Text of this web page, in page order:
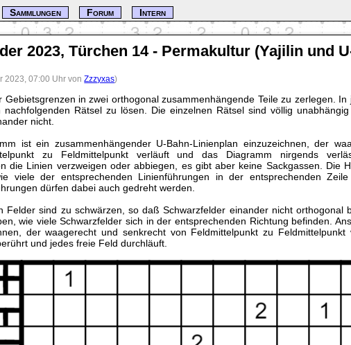
2023, Türchen 14 - Permakultur (Yajilin und
2023, 07:00 Uhr vonZzzyxas)
Gebietsgrenzen in zwei orthogonal zusammenhängende Teile zu zerlegen. In
Rätsel zu lösen. Die einzelnen Rätsel sind völlig unabhängig
nicht.
ist ein zusammenhängender U-Bahn-Linienplan einzuzeichnen, der
zu Feldmittelpunkt verläuft und das Diagramm nirgends
die Linien verzweigen oder abbiegen, es gibt aber keine Sackgassen. Die
viele der entsprechenden Linienführungen in der entsprechenden
dürfen dabei auch gedreht werden.
Felder sind zu schwärzen, so daß Schwarzfelder einander nicht orthogonal
wie viele Schwarzfelder sich in der entsprechenden Richtung befinden.
der waagerecht und senkrecht von Feldmittelpunkt zu Feldmittelpunkt
und jedes freie Feld durchläuft.
Sammlungen Forum Intern